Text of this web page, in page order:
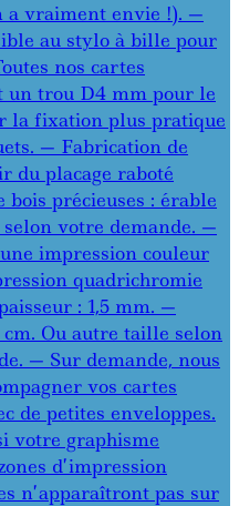
a vraiment envie !). —
au stylo à bille pour
nos cartes
un trou D4 mm pour le
la fixation plus pratique
— Fabrication de
du placage raboté
bois précieuses : érable
votre demande. —
impression couleur
quadrichromie
: 1,5 mm. —
Ou autre taille selon
— Sur demande, nous
vos cartes
de petites enveloppes.
votre graphisme
d’impression
n’apparaîtront pas sur